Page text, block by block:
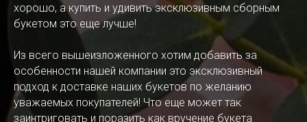
хорошо, а купить и удивить эксклюзивным сборным
букетом это еще лучше!
Из всего вышеизложенного хотим добавить за
особенности нашей компании это эксклюзивный
подход к доставке наших букетов по желанию
уважаемых покупателей! Что еще может так
заинтриговать и поразить как вручение букета